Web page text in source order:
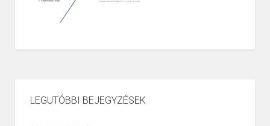
LEGUTÓBBI BEJEGYZÉSEK